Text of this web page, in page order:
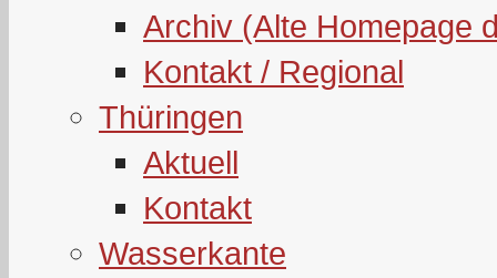
Archiv (Alte Homepage
Kontakt / Regional
Thüringen
Aktuell
Kontakt
Wasserkante